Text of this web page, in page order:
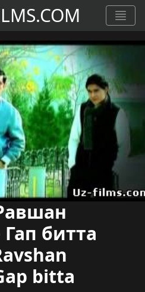
битта
bitta